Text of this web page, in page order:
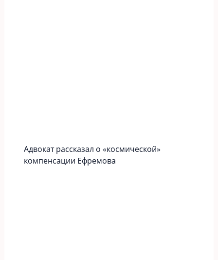
Адвокат рассказал о «космической»
компенсации Ефремова